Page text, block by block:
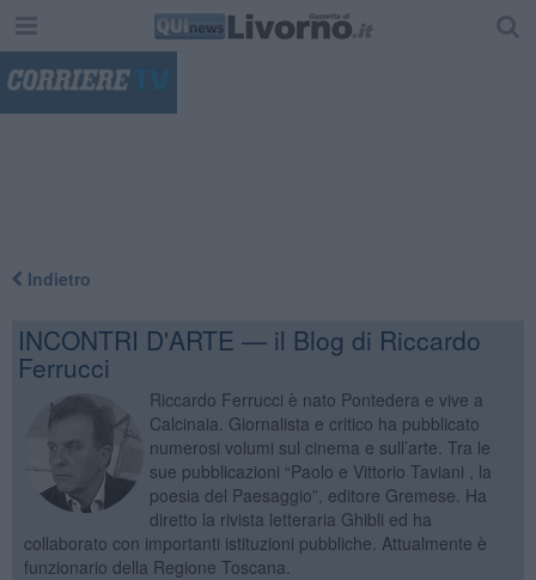
Indietro
INCONTRI D'ARTE — il Blog di Riccardo
Ferrucci
Riccardo Ferrucci è nato Pontedera e vive a
Calcinaia. Giornalista e critico ha pubblicato
numerosi volumi sul cinema e sull’arte. Tra le
sue pubblicazioni “Paolo e Vittorio Taviani , la
poesia del Paesaggio”, editore Gremese. Ha
diretto la rivista letteraria Ghibli ed ha
collaborato con importanti istituzioni pubbliche. Attualmente è
funzionario della Regione Toscana.